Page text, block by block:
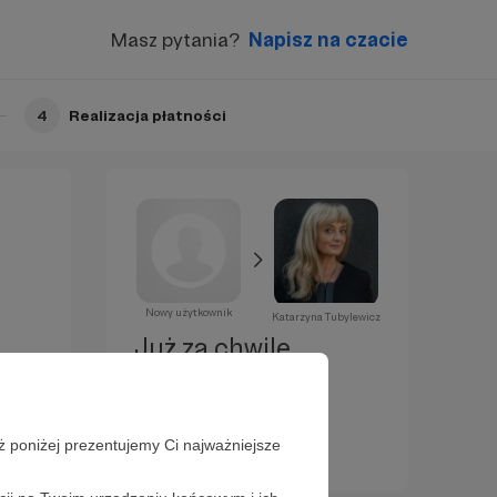
poniżej prezentujemy Ci najważniejsze
Masz pytania? Napisz na czacie
4 Realizacja płatności
Nowy użytkownik Katarzyna Tubylewicz
Już za chwilę